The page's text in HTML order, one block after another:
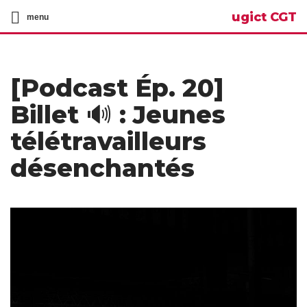
menu ugict CGT
[Podcast Ép. 20]
Billet 🔊 : Jeunes
télétravailleurs
désenchantés